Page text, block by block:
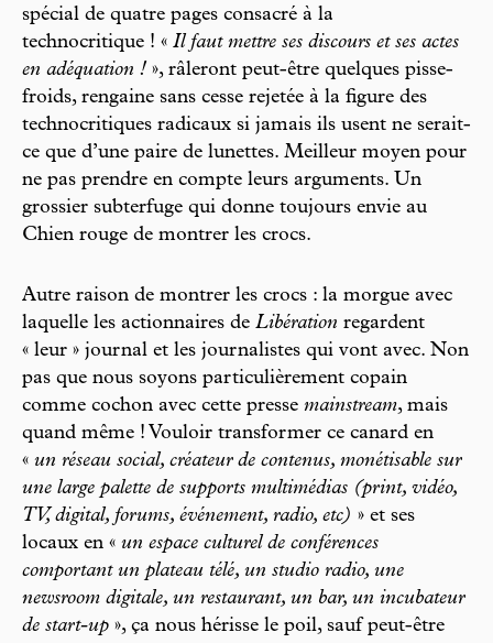
spécial de quatre pages consacré à la
technocritique ! « Il faut mettre ses discours et ses actes
en adéquation ! », râleront peut-être quelques pisse-
froids, rengaine sans cesse rejetée à la figure des
technocritiques radicaux si jamais ils usent ne serait-
ce que d’une paire de lunettes. Meilleur moyen pour
ne pas prendre en compte leurs arguments. Un
grossier subterfuge qui donne toujours envie au
Chien rouge de montrer les crocs.
Autre raison de montrer les crocs : la morgue avec
laquelle les actionnaires de Libération regardent
« leur » journal et les journalistes qui vont avec. Non
pas que nous soyons particulièrement copain
comme cochon avec cette presse mainstream, mais
quand même ! Vouloir transformer ce canard en
« un réseau social, créateur de contenus, monétisable sur
une large palette de supports multimédias (print, vidéo,
TV, digital, forums, événement, radio, etc) » et ses
locaux en « un espace culturel de conférences
comportant un plateau télé, un studio radio, une
newsroom digitale, un restaurant, un bar, un incubateur
de start-up », ça nous hérisse le poil, sauf peut-être